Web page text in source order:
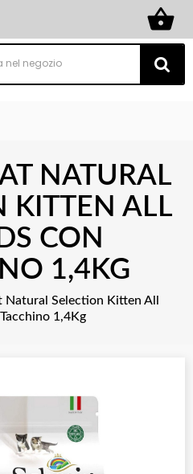
shopping_basket
NATURAL
KITTEN ALL
CON
1,4KG
Natural Selection Kitten All
1,4Kg